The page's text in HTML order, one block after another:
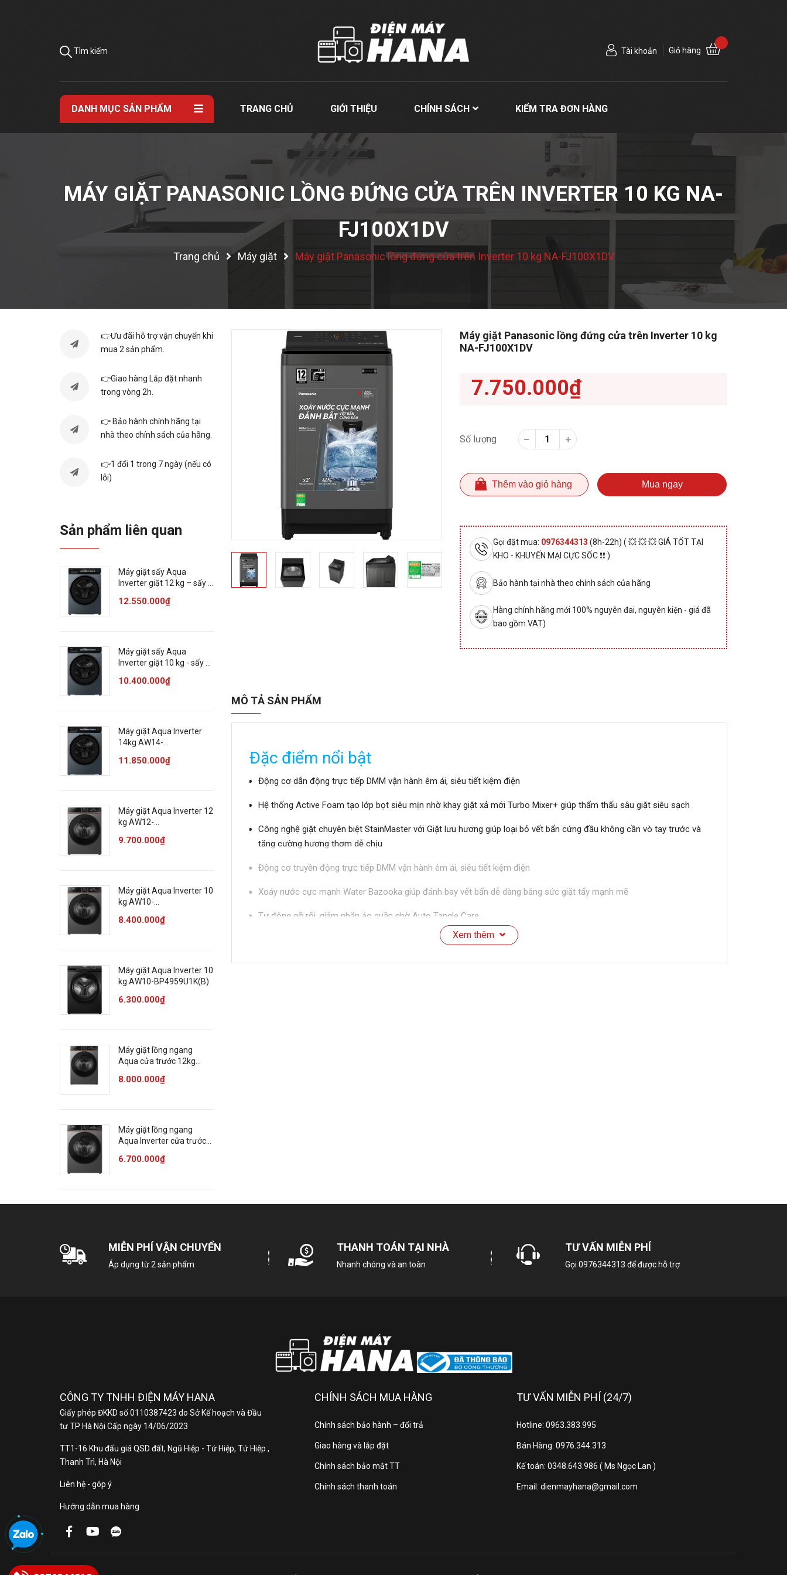
Tìm kiếm Tài khoản Giỏ hàng
DANH MỤC SẢN PHẨM TRANG CHỦ GIỚI THIỆU CHÍNH SÁCH KIỂM TRA ĐƠN HÀNG
MÁY GIẶT PANASONIC LỒNG ĐỨNG CỬA TRÊN INVERTER 10 KG NA-
FJ100X1DV
Trang chủ Máy giặt Máy giặt Panasonic lồng đứng cửa trên Inverter 10 kg NA-FJ100X1DV
Máy giặt Panasonic lồng đứng cửa trên Inverter 10 kg
NA-FJ100X1DV
7.750.000₫
Số lượng
Thêm vào giỏ hàng Mua ngay
Gọi đặt mua: 0976344313 (8h-22h) ( 💥 💥 💥 GIÁ TỐT TẠI
KHO - KHUYẾN MẠI CỰC SỐC ❗❗ )
Bảo hành tại nhà theo chính sách của hãng
Hàng chính hãng mới 100% nguyên đai, nguyên kiện - giá đã
bao gồm VAT)
MÔ TẢ SẢN PHẨM
Đặc điểm nổi bật
Động cơ dẫn động trực tiếp DMM vận hành êm ái, siêu tiết kiệm điện
Hệ thống Active Foam tạo lớp bọt siêu mịn nhờ khay giặt xả mới Turbo Mixer+ giúp thẩm thấu sâu giặt siêu sạch
Công nghệ giặt chuyên biệt StainMaster với Giặt lưu hương giúp loại bỏ vết bẩn cứng đầu không cần vò tay trước và
tăng cường hương thơm dễ chịu
Động cơ truyền động trực tiếp DMM vận hành êm ái, siêu tiết kiệm điện
Xoáy nước cực mạnh Water Bazooka giúp đánh bay vết bẩn dễ dàng bằng sức giặt tẩy mạnh mẽ
Tự động gỡ rối, giảm nhăn áo quần nhờ Auto Tangle Care
Luôn giữ lồng giặt sạch sẽ, tiết kiệm chi phí bảo dưỡng với Auto Tub Clean
Tính năng My Smart Memory tự động ghi nhớ thông minh các chế độ giặt thường dùng, giúp giảm thao tác cài đặt
Bảng điều khiển: Song ngữ Anh - Việt nút nhấn có màn hình hiển thị
Chương trình:
Tiết kiệm nước
Giặt ngâm
Giặt ngâm nước xả
Công nghệ giặt chuyên biệt vết bẩn cứng đầu StainMaster
Xem thêm
👉Ưu đãi hỗ trợ vận chuyển khi
mua 2 sản phẩm.
👉Giao hàng Lắp đặt nhanh
trong vòng 2h.
👉 Bảo hành chính hãng tại
nhà theo chính sách của hãng.
👉1 đổi 1 trong 7 ngày (nếu có
lỗi)
Sản phẩm liên quan
Máy giặt sấy Aqua
Inverter giặt 12 kg – sấy 7
BD4377U1L(GN)
12.550.000₫
Máy giặt sấy Aqua
Inverter giặt 10 kg - sấy 6
BP4377U1L(GN)
10.400.000₫
Máy giặt Aqua Inverter
14kg AW14-
11.850.000₫
Máy giặt Aqua Inverter 12
kg AW12-
9.700.000₫
Máy giặt Aqua Inverter 10
kg AW10-
8.400.000₫
Máy giặt Aqua Inverter 10
kg AW10-BP4959U1K(B)
6.300.000₫
Máy giặt lồng ngang
Aqua cửa trước 12kg
8.000.000₫
Máy giặt lồng ngang
Aqua Inverter cửa trước
6.700.000₫
MIỄN PHÍ VẬN CHUYỂN
Áp dụng từ 2 sản phẩm
THANH TOÁN TẠI NHÀ
Nhanh chóng và an toàn
TƯ VẤN MIỄN PHÍ
Gọi 0976344313 để được hỗ trợ
CÔNG TY TNHH ĐIỆN MÁY HANA
Giấy phép ĐKKD số 0110387423 do Sở Kế hoạch và Đầu
tư TP Hà Nội Cấp ngày 14/06/2023
TT1-16 Khu đấu giá QSD đất, Ngũ Hiệp - Tứ Hiệp, Tứ Hiệp ,
Thanh Trì, Hà Nội
Liên hệ - góp ý
Hướng dẫn mua hàng
CHÍNH SÁCH MUA HÀNG
Chính sách bảo hành – đổi trả
Giao hàng và lắp đặt
Chính sách bảo mật TT
Chính sách thanh toán
TƯ VẤN MIỄN PHÍ (24/7)
Hotline: 0963.383.995
Bán Hàng: 0976.344.313
Kế toán: 0348.643.986 ( Ms Ngọc Lan )
Email: dienmayhana@gmail.com